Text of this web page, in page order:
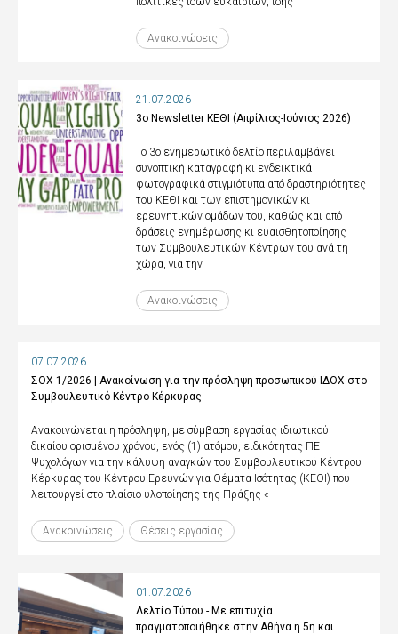
Ανακοινώσεις
21.07.2026
3ο Newsletter ΚΕΘΙ (Απρίλιος-Ιούνιος 2026)
Το 3ο ενημερωτικό δελτίο περιλαμβάνει
συνοπτική καταγραφή κι ενδεικτικά
φωτογραφικά στιγμιότυπα από δραστηριότητες
του ΚΕΘΙ και των επιστημονικών κι
ερευνητικών ομάδων του, καθώς και από
δράσεις ενημέρωσης κι ευαισθητοποίησης
των Συμβουλευτικών Κέντρων του ανά τη
χώρα, για την
Ανακοινώσεις
07.07.2026
ΣΟΧ 1/2026 | Ανακοίνωση για την πρόσληψη προσωπικού ΙΔΟΧ στο
Συμβουλευτικό Κέντρο Κέρκυρας
Ανακοινώνεται η πρόσληψη, με σύμβαση εργασίας ιδιωτικού
δικαίου ορισμένου χρόνου, ενός (1) ατόμου, ειδικότητας ΠΕ
Ψυχολόγων για την κάλυψη αναγκών του Συμβουλευτικού Κέντρου
Κέρκυρας του Κέντρου Ερευνών για Θέματα Ισότητας (ΚΕΘΙ) που
λειτουργεί στο πλαίσιο υλοποίησης της Πράξης «
Ανακοινώσεις Θέσεις εργασίας
01.07.2026
Δελτίο Τύπου - Με επιτυχία
πραγματοποιήθηκε στην Αθήνα η 5η και